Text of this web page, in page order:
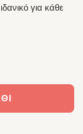
για κάθε
| Καπιτονέ